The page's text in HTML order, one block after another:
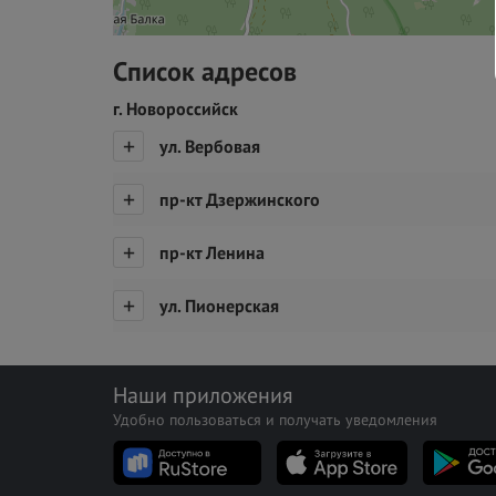
Список адресов
г. Новороссийск
ул. Вербовая
пр-кт Дзержинского
пр-кт Ленина
ул. Пионерская
Наши приложения
Удобно пользоваться и получать уведомления